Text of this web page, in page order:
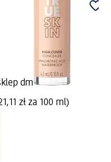
dm
zł za 100 ml)